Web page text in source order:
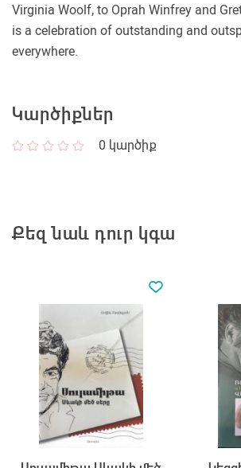
Virginia Woolf, to Oprah Winfrey and
is a celebration of outstanding and
everywhere.
Կարծիքներ
0 կարծիք
Քեզ նաև դուր կգա